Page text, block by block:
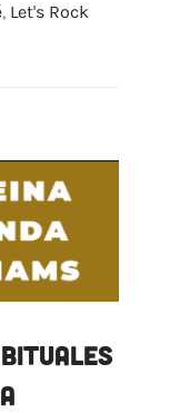
, Let's Rock